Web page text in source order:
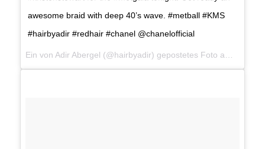
awesome braid with deep 40’s wave. #metball #KMS
#hairbyadir #redhair #chanel @chanelofficial